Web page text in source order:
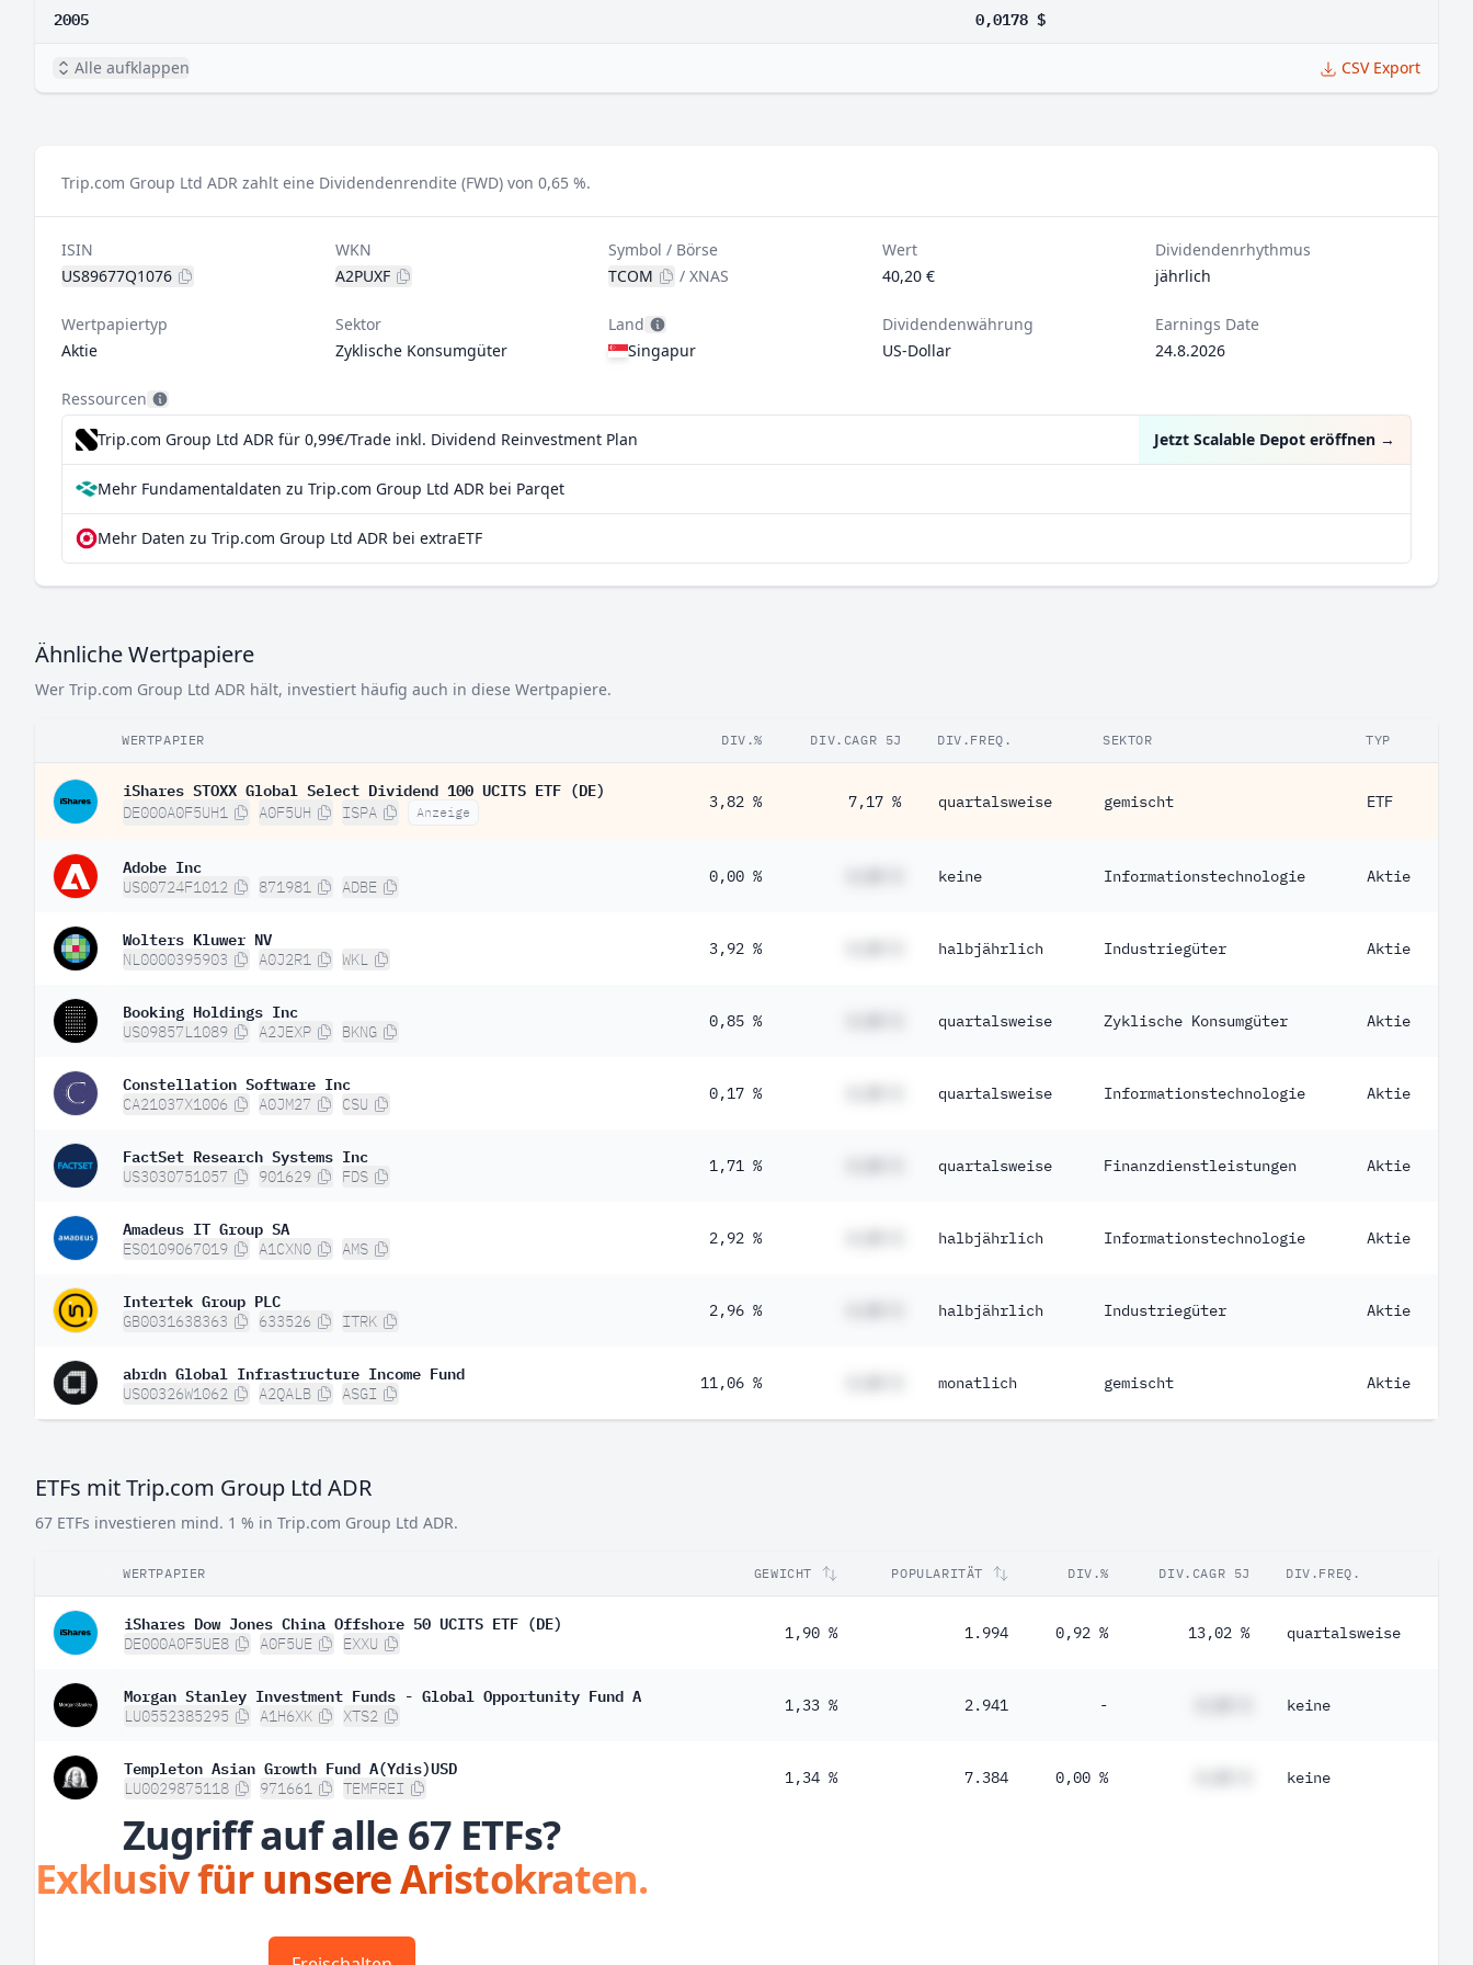
2005 0,0178 $
Alle aufklappen CSV Export
Trip.com Group Ltd ADR zahlt eine Dividendenrendite (FWD) von 0,65 %.
ISIN
US89677Q1076
WKN
A2PUXF
Symbol / Börse
TCOM
/XNAS
Wert
40,20 €
Dividendenrhythmus
jährlich
Wertpapiertyp
Aktie
Sektor
Zyklische Konsumgüter
Land
Singapur
Dividendenwährung
US-Dollar
Earnings Date
24.8.2026
Ressourcen
Trip.com Group Ltd ADR für 0,99€/Trade inkl. Dividend Reinvestment Plan
Jetzt Scalable Depot eröffnen →
Mehr Fundamentaldaten zu Trip.com Group Ltd ADR bei Parqet
Mehr Daten zu Trip.com Group Ltd ADR bei extraETF
Ähnliche Wertpapiere
Wer Trip.com Group Ltd ADR hält, investiert häufig auch in diese Wertpapiere.
WERTPAPIER DIV.% DIV.CAGR 5J DIV.FREQ. SEKTOR TYP
iShares STOXX Global Select Dividend 100 UCITS ETF (DE)
DE000A0F5UH1 A0F5UH ISPA Anzeige
3,82 % 7,17 % quartalsweise gemischt ETF
Adobe Inc
US00724F1012 871981 ADBE
0,00 % keine Informationstechnologie Aktie
Wolters Kluwer NV
NL0000395903 A0J2R1 WKL
3,92 % halbjährlich Industriegüter Aktie
Booking Holdings Inc
US09857L1089 A2JEXP BKNG
0,85 % quartalsweise Zyklische Konsumgüter Aktie
Constellation Software Inc
CA21037X1006 A0JM27 CSU
0,17 % quartalsweise Informationstechnologie Aktie
FactSet Research Systems Inc
US3030751057 901629 FDS
1,71 % quartalsweise Finanzdienstleistungen Aktie
Amadeus IT Group SA
ES0109067019 A1CXN0 AMS
2,92 % halbjährlich Informationstechnologie Aktie
Intertek Group PLC
GB0031638363 633526 ITRK
2,96 % halbjährlich Industriegüter Aktie
abrdn Global Infrastructure Income Fund
US00326W1062 A2QALB ASGI
11,06 % monatlich gemischt Aktie
ETFs mit Trip.com Group Ltd ADR
67 ETFs investieren mind. 1 % in Trip.com Group Ltd ADR.
WERTPAPIER GEWICHT POPULARITÄT DIV.% DIV.CAGR 5J DIV.FREQ.
iShares Dow Jones China Offshore 50 UCITS ETF (DE)
DE000A0F5UE8 A0F5UE EXXU
1,90 % 1.994 0,92 % 13,02 % quartalsweise
Morgan Stanley Investment Funds - Global Opportunity Fund A
LU0552385295 A1H6XK XTS2
1,33 % 2.941 - keine
Templeton Asian Growth Fund A(Ydis)USD
LU0029875118 971661 TEMFREI
1,34 % 7.384 0,00 % keine
Zugriff auf alle 67 ETFs?
Exklusiv für unsere Aristokraten.